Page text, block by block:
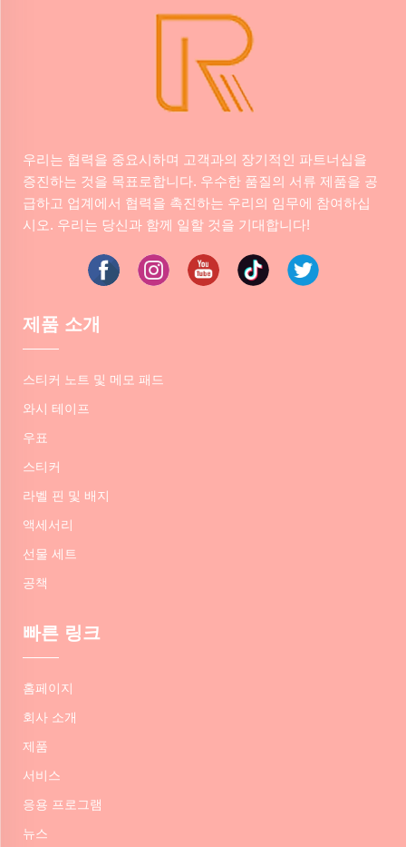
우리는 협력을 중요시하며 고객과의 장기적인 파트너십을
증진하는 것을 목표로합니다. 우수한 품질의 서류 제품을 공
급하고 업계에서 협력을 촉진하는 우리의 임무에 참여하십
시오. 우리는 당신과 함께 일할 것을 기대합니다!
제품 소개
스티커 노트 및 메모 패드
와시 테이프
우표
스티커
라벨 핀 및 배지
액세서리
선물 세트
공책
빠른 링크
홈페이지
회사 소개
제품
서비스
응용 프로그램
뉴스